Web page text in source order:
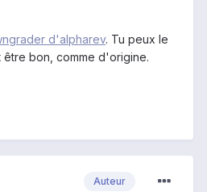
d'alpharev. Tu peux le
être bon, comme d'origine.
Auteur